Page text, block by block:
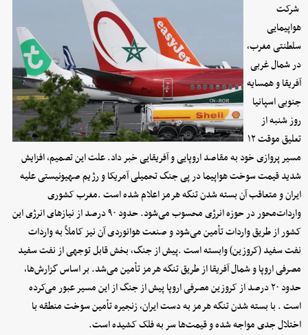
شرکت
هواپیمایی
سلطنتی مغرب،
در شمال غربی
آفریقا و همسایه
جنوبی اسپانیا
روز شنبه از
تعلیق موقت ۱۲
مسیر پروازی خود به مقاصد اروپایی و آفریقایی خبر داد. علت این تصمیم، افزایش
شدید قیمت سوخت هواپیما در پی جنگ تحمیلی آمریکا و رژیم صهیونیستی علیه
ایران و متعاقب آن بسته شدن تنگه هرمز اعلام شده است .مغرب کشوری
واردات‌محور در حوزه انرژی محسوب می‌شود. حدود ۹۰ درصد از نیازهای انرژی این
کشور از طریق واردات تأمین می‌شود و صنعت هوانوردی آن نیز کاملاً به واردات
نفت سفید (کروزین) وابسته است .پیش از جنگ، بخش قابل توجهی از نفت سفید
مصرفی اروپا و شمال آفریقا از طریق تنگه هرمز تأمین می‌شد. بر اساس گزارش‌ها،
حدود ۲۰ درصد از کروزین مصرفی اروپا پیش از جنگ از این مسیر عبور می‌کرده
است . با بسته شدن تنگه هرمز به دست ایران، زنجیره تأمین سوخت منطقه با
اختلال جدی مواجه شده و قیمت‌ها سر به فلک کشیده است.